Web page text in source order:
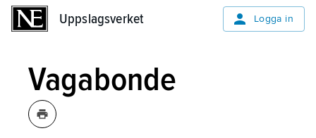
Uppslagsverket Logga in
Vagabonde